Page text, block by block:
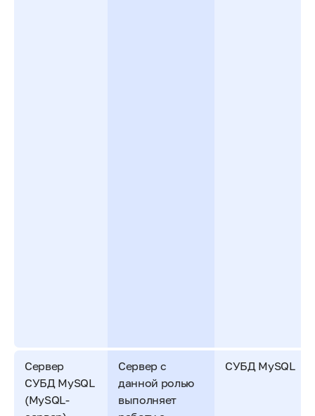
Сервер
СУБД MySQL
(MySQL-
Сервер с
данной ролью
выполняет
СУБД MySQL